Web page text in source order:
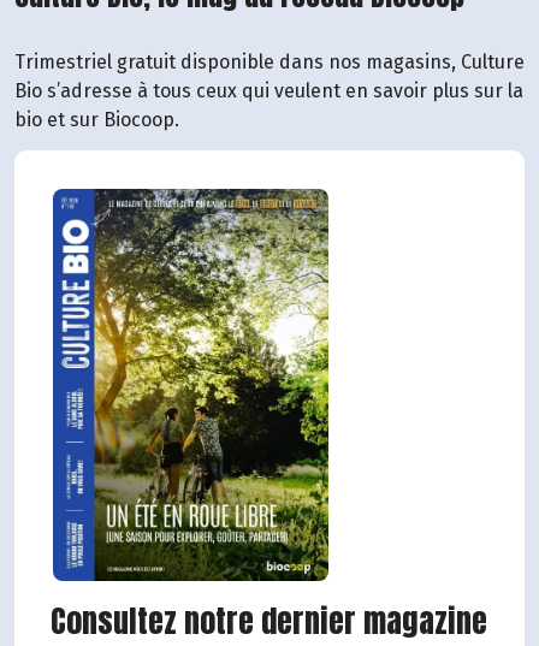
Trimestriel gratuit disponible dans nos magasins, Culture
Bio s’adresse à tous ceux qui veulent en savoir plus sur la
bio et sur Biocoop.
Consultez notre dernier magazine